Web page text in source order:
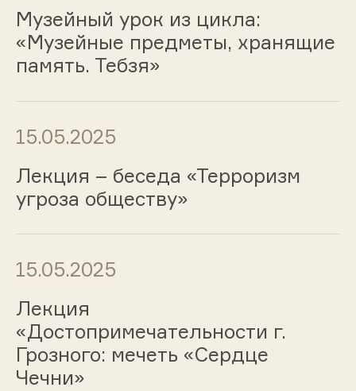
Музейный урок из цикла:
«Музейные предметы, хранящие
память. Тебзя»
15.05.2025
Лекция – беседа «Терроризм
угроза обществу»
15.05.2025
Лекция
«Достопримечательности г.
Грозного: мечеть «Сердце
Чечни»